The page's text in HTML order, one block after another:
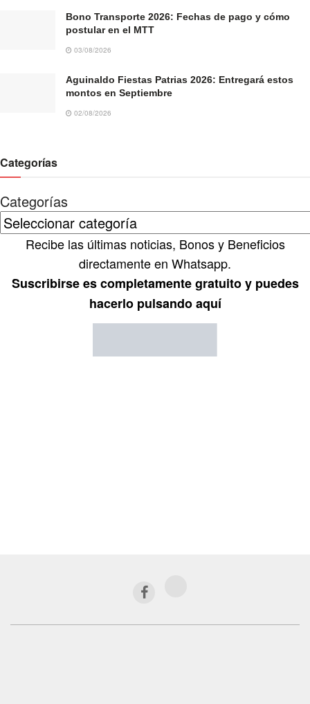
Bono Transporte 2026: Fechas de pago y cómo
postular en el MTT
03/08/2026
Aguinaldo Fiestas Patrias 2026: Entregará estos
montos en Septiembre
02/08/2026
Categorías
Categorías
Recibe las últimas noticias, Bonos y Beneficios
directamente en Whatsapp.
Suscribirse es completamente gratuito y puedes
hacerlo pulsando aquí